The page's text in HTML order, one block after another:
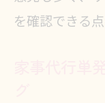
ンを確
を確認できる